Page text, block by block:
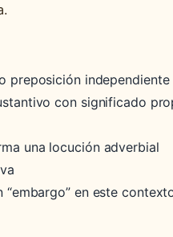
preposición independiente
con significado
una locución adverbial
“embargo” en este